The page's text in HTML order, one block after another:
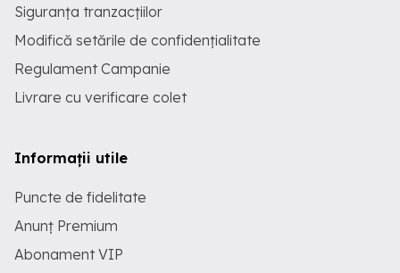
Siguranța tranzacțiilor
Modifică setările de confidențialitate
Regulament Campanie
Livrare cu verificare colet
Informații utile
Puncte de fidelitate
Anunț Premium
Abonament VIP